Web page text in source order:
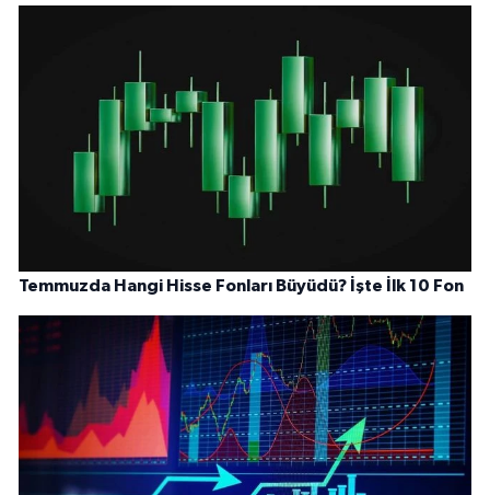
Temmuzda Hangi Hisse Fonları Büyüdü? İşte İlk 10 Fon